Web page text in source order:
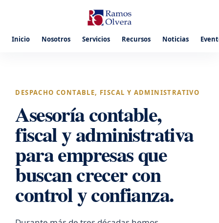
Inicio Nosotros Servicios Recursos Noticias
DESPACHO CONTABLE, FISCAL Y ADMINISTRATIVO
Asesoría contable,
fiscal y administrativa
para empresas que
buscan crecer con
control y confianza.